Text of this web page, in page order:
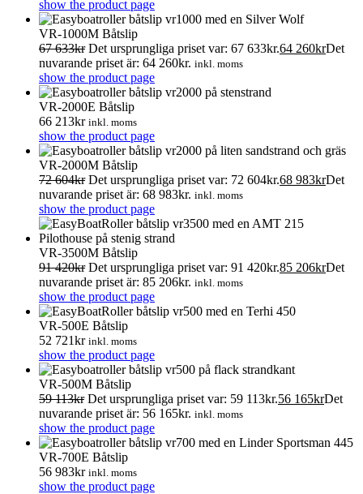
show the product page
VR-1000M Båtslip
67 633kr Det ursprungliga priset var: 67 633kr.64 260krDet
nuvarande priset är: 64 260kr. inkl. moms
show the product page
VR-2000E Båtslip
66 213kr inkl. moms
show the product page
VR-2000M Båtslip
72 604kr Det ursprungliga priset var: 72 604kr.68 983krDet
nuvarande priset är: 68 983kr. inkl. moms
show the product page
VR-3500M Båtslip
91 420kr Det ursprungliga priset var: 91 420kr.85 206krDet
nuvarande priset är: 85 206kr. inkl. moms
show the product page
VR-500E Båtslip
52 721kr inkl. moms
show the product page
VR-500M Båtslip
59 113kr Det ursprungliga priset var: 59 113kr.56 165krDet
nuvarande priset är: 56 165kr. inkl. moms
show the product page
VR-700E Båtslip
56 983kr inkl. moms
show the product page